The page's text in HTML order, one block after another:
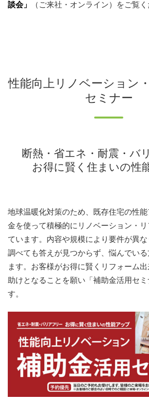
談会」
（ご来社・オンライン）をご覧く
性能向上リノベーション
セミナー
断熱・省エネ・耐震・バ
お得に賢く住まいの性
地球温暖化対策のため、既存住宅の性
金を使って積極的にリノベーション・
ています。内容や規模により要件が異
調べても答えが見つからず、悩んでい
ます。お客様がお得に賢くリフォーム
助けとなることを願い「補助金活用セ
す。